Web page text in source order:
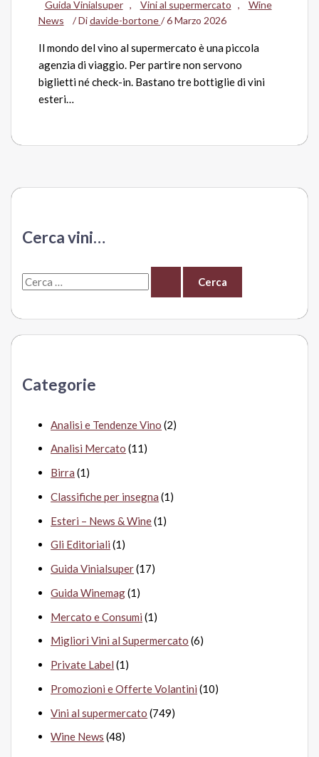
Guida Vinialsuper , Vini al supermercato ,
Wine
News
/ Didavide-bortone/6 Marzo 2026
Il mondo del vino al supermercato è una piccola
agenzia di viaggio. Per partire non servono
biglietti né check-in. Bastano tre bottiglie di vini
esteri…
Cerca vini…
C
r
:Categorie
Analisi e Tendenze Vino (2)
Analisi Mercato (11)
Birra (1)
Classifiche per insegna (1)
Esteri – News & Wine(1)
Gli Editoriali (1)
Guida Vinialsuper(17)
Guida Winemag(1)
Mercato e Consumi (1)
Migliori Vini al Supermercato (6)
Private Label (1)
Promozioni e Offerte Volantini (10)
Vini al supermercato (749)
Wine News (48)